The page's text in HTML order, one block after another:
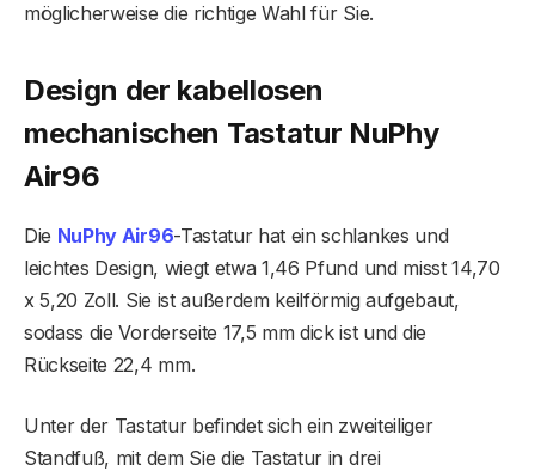
möglicherweise die richtige Wahl für Sie.
Design der kabellosen
mechanischen Tastatur NuPhy
Air96
Die NuPhy Air96-Tastatur hat ein schlankes und
leichtes Design, wiegt etwa 1,46 Pfund und misst 14,70
x 5,20 Zoll. Sie ist außerdem keilförmig aufgebaut,
sodass die Vorderseite 17,5 mm dick ist und die
Rückseite 22,4 mm.
Unter der Tastatur befindet sich ein zweiteiliger
Standfuß, mit dem Sie die Tastatur in drei